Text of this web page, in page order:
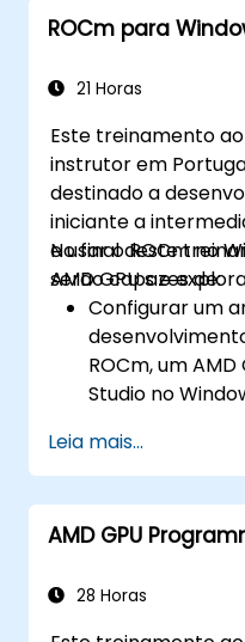
ROCm para
21 Horas
Este treinamento
instrutor em
destinado a
iniciante a
e usar o ROCm no
AMD GPU s e
No final deste
serão capazes de:
Configurar um
ROCm, um
Studio no
execute a
recupere os
GPU.
Use a API do
desalocar
Leia mais...
AMD GPU
28 Horas